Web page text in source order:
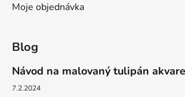
Moje objednávka
Blog
Návod na malovaný tulipán
7.2.2024